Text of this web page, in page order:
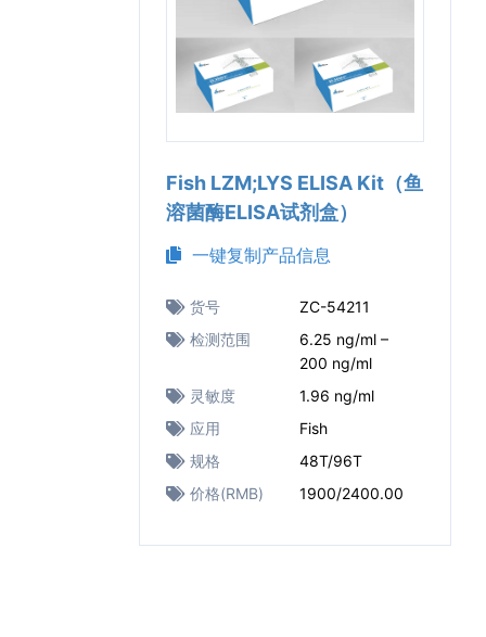
Fish LZM;LYS ELISA Kit（鱼
溶菌酶ELISA试剂盒）
一键复制产品信息
货号
ZC-54211
检测范围
6.25 ng/ml –
200 ng/ml
灵敏度
1.96 ng/ml
应用
Fish
规格
48T/96T
价格(RMB)
1900/2400.00